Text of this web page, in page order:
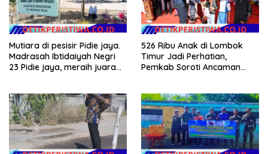
Mutiara di pesisir Pidie jaya.
Madrasah Ibtidaiyah Negri
23 Pidie jaya, meraih juara
526 Ribu Anak di Lombok
Timur Jadi Perhatian,
Pemkab Soroti Ancaman